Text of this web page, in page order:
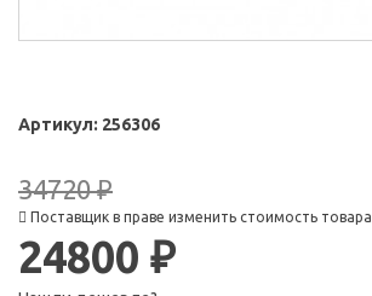
Артикул: 256306
34720 ₽
Поставщик в праве изменить стоимость товара
24800 ₽